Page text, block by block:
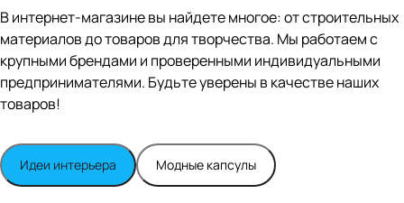
n
Whit
e
satin
В интернет-магазине вы найдете многое: от строительных
материалов до товаров для творчества. Мы работаем с
крупными брендами и проверенными индивидуальными
предпринимателями. Будьте уверены в качестве наших
товаров!
Идеи интерьера Модные капсулы